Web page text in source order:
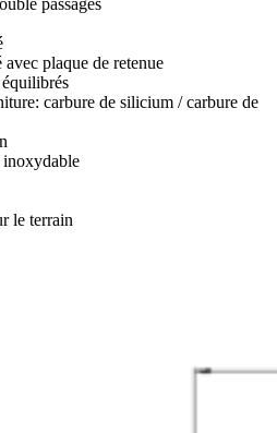
plaque de retenue
carbure de silicium / carbure de
inoxydable
le terrain